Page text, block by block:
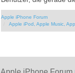
Apple iPhone Forum
Apple iPod, Apple Music,